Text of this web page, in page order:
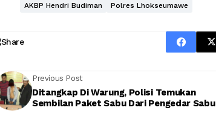
AKBP Hendri Budiman Polres Lhokseumawe
Share
Previous Post
Ditangkap Di Warung, Polisi Temukan
Sembilan Paket Sabu Dari Pengedar Sabu